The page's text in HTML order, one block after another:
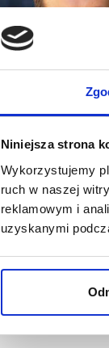
Niniejsza strona
Wykorzystujemy
ruch w naszej
reklamowym i
uzyskanymi